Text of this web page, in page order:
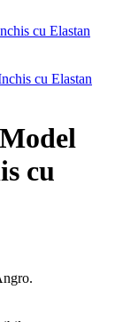
cu Elastan
cu Elastan
cu